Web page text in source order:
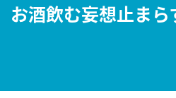
お酒飲む妄想止ま